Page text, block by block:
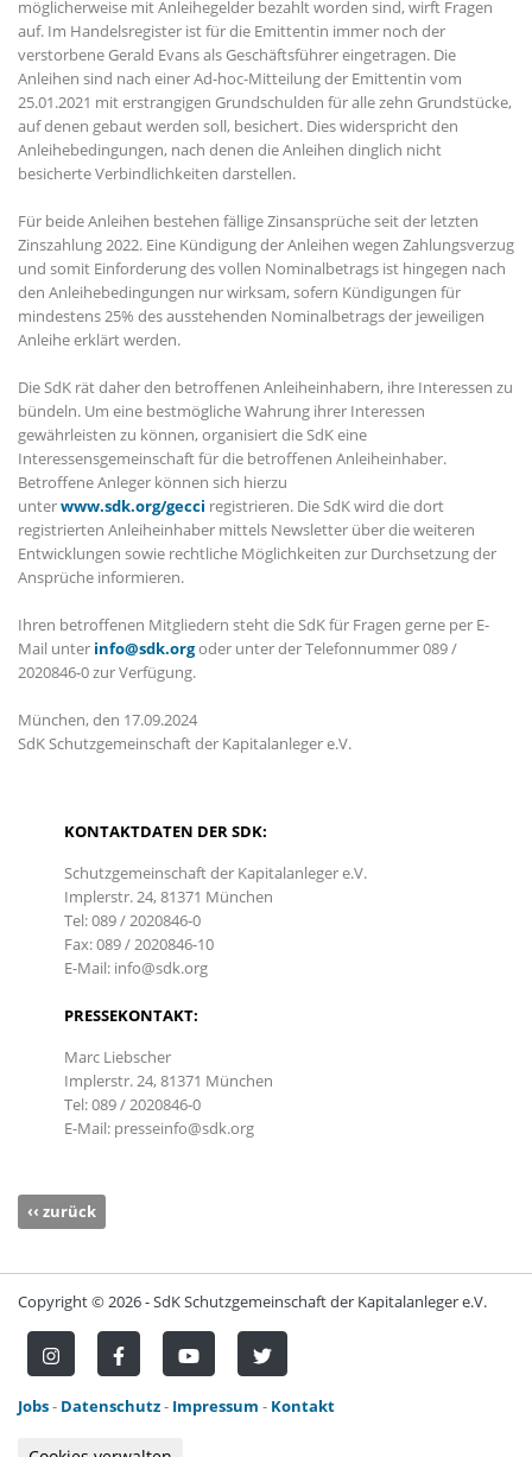
möglicherweise mit Anleihegelder bezahlt worden sind, wirft Fragen
auf. Im Handelsregister ist für die Emittentin immer noch der
verstorbene Gerald Evans als Geschäftsführer eingetragen. Die
Anleihen sind nach einer Ad-hoc-Mitteilung der Emittentin vom
25.01.2021 mit erstrangigen Grundschulden für alle zehn Grundstücke,
auf denen gebaut werden soll, besichert. Dies widerspricht den
Anleihebedingungen, nach denen die Anleihen dinglich nicht
besicherte Verbindlichkeiten darstellen.
Für beide Anleihen bestehen fällige Zinsansprüche seit der letzten
Zinszahlung 2022. Eine Kündigung der Anleihen wegen Zahlungsverzug
und somit Einforderung des vollen Nominalbetrags ist hingegen nach
den Anleihebedingungen nur wirksam, sofern Kündigungen für
mindestens 25% des ausstehenden Nominalbetrags der jeweiligen
Anleihe erklärt werden.
Die SdK rät daher den betroffenen Anleiheinhabern, ihre Interessen zu
bündeln. Um eine bestmögliche Wahrung ihrer Interessen
gewährleisten zu können, organisiert die SdK eine
Interessensgemeinschaft für die betroffenen Anleiheinhaber.
Betroffene Anleger können sich hierzu
unterwww.sdk.org/gecci registrieren. Die SdK wird die dort
registrierten Anleiheinhaber mittels Newsletter über die weiteren
Entwicklungen sowie rechtliche Möglichkeiten zur Durchsetzung der
Ansprüche informieren.
Ihren betroffenen Mitgliedern steht die SdK für Fragen gerne per E-
Mail unter info@sdk.orgoder unter der Telefonnummer 089 /
2020846-0 zur Verfügung.
München, den 17.09.2024
SdK Schutzgemeinschaft der Kapitalanleger e.V.
KONTAKTDATEN DER SDK:
Schutzgemeinschaft der Kapitalanleger e.V.
Implerstr. 24, 81371 München
Tel: 089 / 2020846-0
Fax: 089 / 2020846-10
E-Mail: info@sdk.org
PRESSEKONTAKT:
Marc Liebscher
Implerstr. 24, 81371 München
Tel: 089 / 2020846-0
E-Mail: presseinfo@sdk.org
‹‹ zurück
Copyright ©2026 - SdK Schutzgemeinschaft der Kapitalanleger e.V.
Jobs- Datenschutz- Impressum - Kontakt